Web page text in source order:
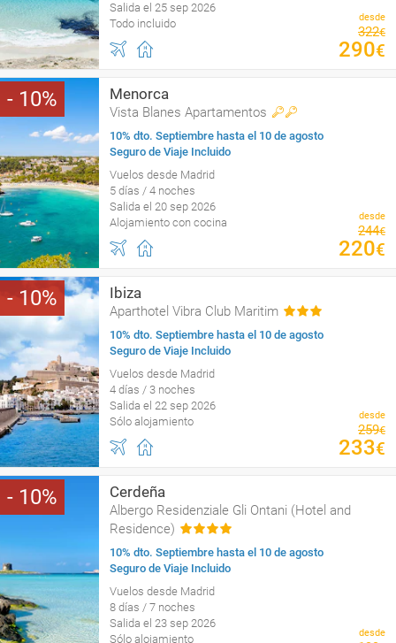
Salida el 25 sep 2026
Todo incluido
desde
322€
290€
10 Menorca
Vista Blanes Apartamentos
10% dto. Septiembre hasta el 10 de agosto
Seguro de Viaje Incluido
Vuelos desde Madrid
5 días / 4 noches
Salida el 20 sep 2026
Alojamiento con cocina
desde
244€
220€
10 Ibiza
Aparthotel Vibra Club Maritim
10% dto. Septiembre hasta el 10 de agosto
Seguro de Viaje Incluido
Vuelos desde Madrid
4 días / 3 noches
Salida el 22 sep 2026
Sólo alojamiento
desde
259€
233€
10 Cerdeña
Albergo Residenziale Gli Ontani (Hotel and
Residence)
10% dto. Septiembre hasta el 10 de agosto
Seguro de Viaje Incluido
Vuelos desde Madrid
8 días / 7 noches
Salida el 23 sep 2026
Sólo alojamiento
desde